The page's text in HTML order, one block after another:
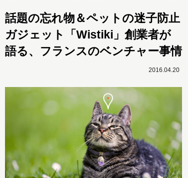
話題の忘れ物＆ペットの迷子防止
ガジェット「Wistiki」創業者が
語る、フランスのベンチャー事情
2016.04.20